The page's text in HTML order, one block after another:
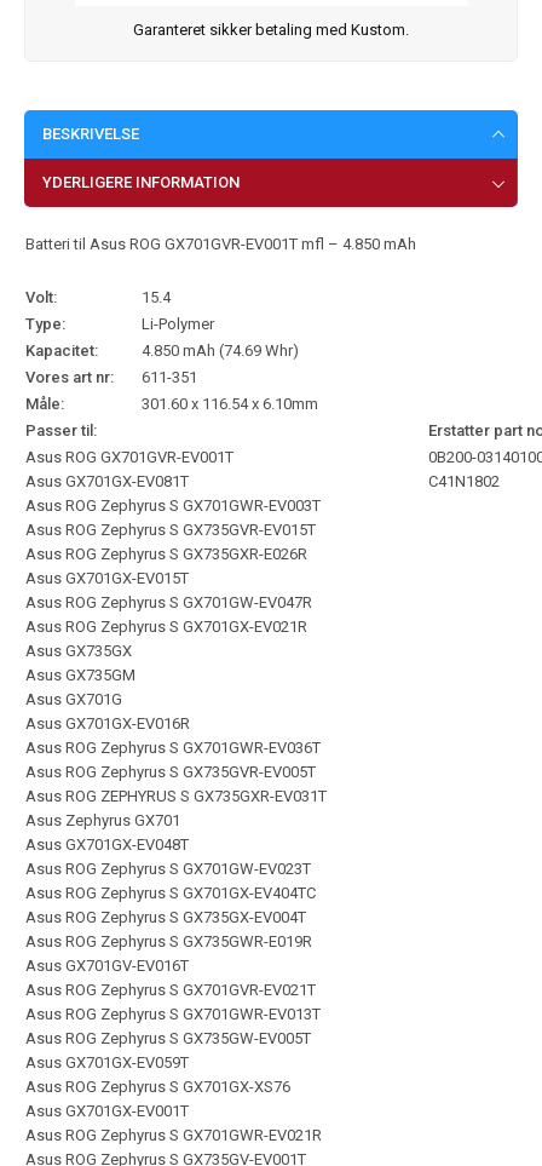
Garanteret sikker betaling med Kustom.
BESKRIVELSE
YDERLIGERE INFORMATION
Batteri til Asus ROG GX701GVR-EV001T mfl – 4.850 mAh
Volt:
15.4
Type:
Li-Polymer
Kapacitet:
4.850 mAh (74.69 Whr)
Vores art nr:
611-351
Måle:
301.60 x 116.54 x 6.10mm
Passer til:
Erstatter part
Asus ROG GX701GVR-EV001T
Asus GX701GX-EV081T
Asus ROG Zephyrus S GX701GWR-EV003T
Asus ROG Zephyrus S GX735GVR-EV015T
Asus ROG Zephyrus S GX735GXR-E026R
Asus GX701GX-EV015T
Asus ROG Zephyrus S GX701GW-EV047R
Asus ROG Zephyrus S GX701GX-EV021R
Asus GX735GX
Asus GX735GM
Asus GX701G
Asus GX701GX-EV016R
Asus ROG Zephyrus S GX701GWR-EV036T
Asus ROG Zephyrus S GX735GVR-EV005T
Asus ROG ZEPHYRUS S GX735GXR-EV031T
Asus Zephyrus GX701
Asus GX701GX-EV048T
Asus ROG Zephyrus S GX701GW-EV023T
Asus ROG Zephyrus S GX701GX-EV404TC
Asus ROG Zephyrus S GX735GX-EV004T
Asus ROG Zephyrus S GX735GWR-E019R
Asus GX701GV-EV016T
Asus ROG Zephyrus S GX701GVR-EV021T
Asus ROG Zephyrus S GX701GWR-EV013T
Asus ROG Zephyrus S GX735GW-EV005T
Asus GX701GX-EV059T
Asus ROG Zephyrus S GX701GX-XS76
Asus GX701GX-EV001T
Asus ROG Zephyrus S GX701GWR-EV021R
Asus ROG Zephyrus S GX735GV-EV001T
0B200-
C41N1802